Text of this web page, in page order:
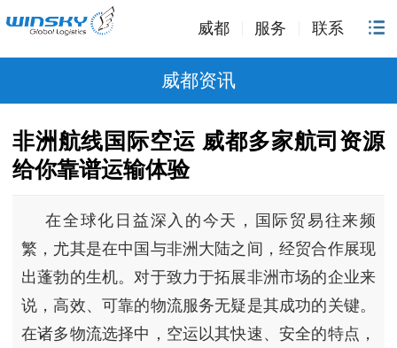
威都 服务 联系
威都资讯
非洲航线国际空运 威都多家航司资源
给你靠谱运输体验
在全球化日益深入的今天，国际贸易往来频
繁，尤其是在中国与非洲大陆之间，经贸合作展现
出蓬勃的生机。对于致力于拓展非洲市场的企业来
说，高效、可靠的物流服务无疑是其成功的关键。
在诸多物流选择中，空运以其快速、安全的特点，